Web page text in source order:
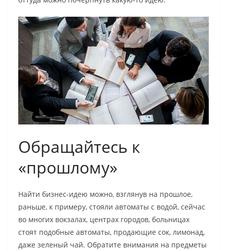
Обращайтесь к
«прошлому»
Найти бизнес-идею можно, взглянув на прошлое,
раньше, к примеру, стояли автоматы с водой, сейчас
во многих вокзалах, центрах городов, больницах
стоят подобные автоматы, продающие сок, лимонад,
даже зеленый чай. Обратите внимания на предметы